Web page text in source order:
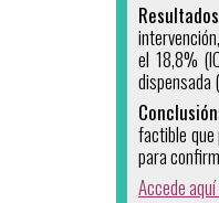
Resultados
el 18,8%
dispensada
Conclusión
factible que
para
Accede